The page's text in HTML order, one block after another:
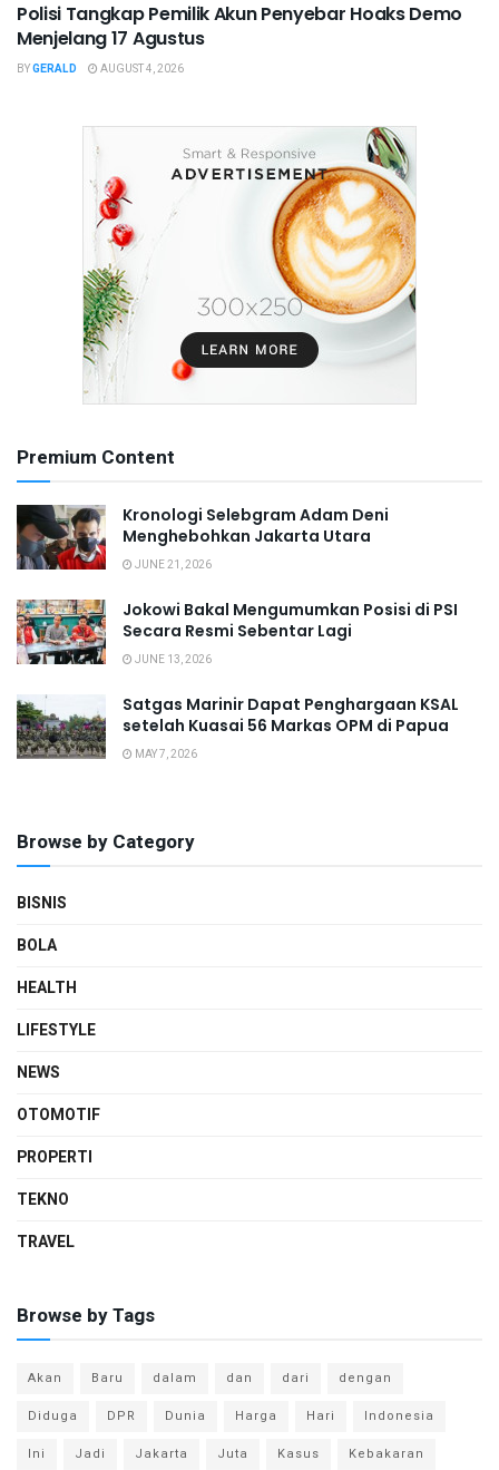
Polisi Tangkap Pemilik Akun Penyebar Hoaks Demo
Menjelang 17 Agustus
BYGERALD AUGUST 4, 2026
Premium Content
Kronologi Selebgram Adam Deni
Menghebohkan Jakarta Utara
JUNE 21, 2026
Jokowi Bakal Mengumumkan Posisi di PSI
Secara Resmi Sebentar Lagi
JUNE 13, 2026
Satgas Marinir Dapat Penghargaan KSAL
setelah Kuasai 56 Markas OPM di Papua
MAY 7, 2026
Browse by Category
BISNIS
BOLA
HEALTH
LIFESTYLE
NEWS
OTOMOTIF
PROPERTI
TEKNO
TRAVEL
Browse by Tags
Akan Baru dalam dan dari
dengan
Diduga
DPR Dunia Harga Hari
Indonesia
Ini
Jadi Jakarta Juta Kasus
Kebakaran